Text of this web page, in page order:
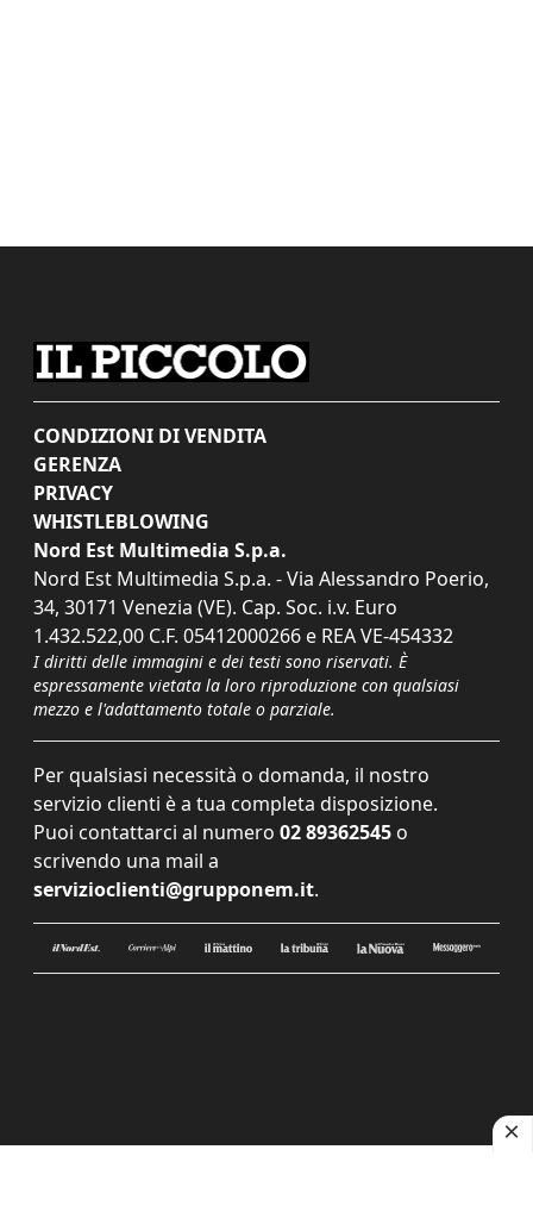
CONDIZIONI DI VENDITA
GERENZA
PRIVACY
WHISTLEBLOWING
Nord Est Multimedia S.p.a.
Nord Est Multimedia S.p.a. - Via Alessandro Poerio,
34, 30171 Venezia (VE). Cap. Soc. i.v. Euro
1.432.522,00 C.F. 05412000266 e REA VE-454332
I diritti delle immagini e dei testi sono riservati. È
espressamente vietata la loro riproduzione con qualsiasi
mezzo e l'adattamento totale o parziale.
Per qualsiasi necessità o domanda, il nostro
servizio clienti è a tua completa disposizione.
Puoi contattarci al numero 02 89362545 o
scrivendo una mail a
servizioclienti@grupponem.it.